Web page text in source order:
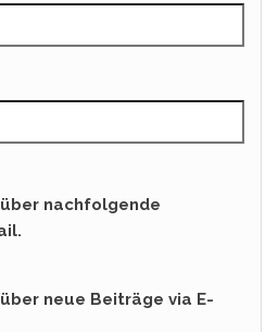
nachfolgende
neue Beiträge via E-